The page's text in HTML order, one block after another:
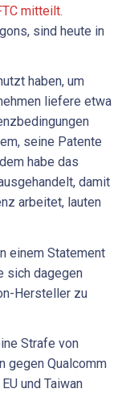
mitteilt.
sind heute in
haben, um
liefere etwa
seine Patente
habe das
damit
arbeitet, lauten
einem Statement
sich dagegen
Hersteller zu
Strafe von
gegen Qualcomm
und Taiwan